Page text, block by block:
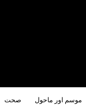
صحت موسم اور ماحول